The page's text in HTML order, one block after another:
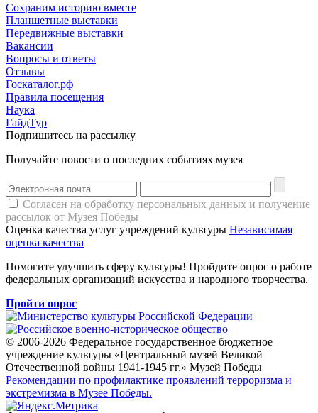
Сохраним историю вместе
Планшетные выставки
Передвижные выставки
Вакансии
Вопросы и ответы
Отзывы
Госкаталог.рф
Правила посещения
Наука
ГайдТур
Подпишитесь на рассылку
Получайте новости о последних событиях музея
Согласен на обработку персональных данных и получение
рассылок от Музея Победы
Оценка качества услуг учреждений культуры Независимая
оценка качества
Помогите улучшить сферу культуры! Пройдите опрос о работе
федеральных организаций искусства и народного творчества.
Пройти опрос
© 2006-2026 Федеральное государственное бюджетное
учреждение культуры «Центральный музей Великой
Отечественной войны 1941-1945 гг.» Музей Победы
Рекомендации по профилактике проявлений терроризма и
экстремизма в Музее Победы.